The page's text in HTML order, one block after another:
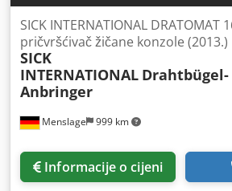
Menslage 999 km
SICK INTERNATIONAL DRATOMAT
pričvršćivač žičane konzole (2013.)
SICK
INTERNATIONAL Drahtbügel-
Anbringer
Informacije o cijeni